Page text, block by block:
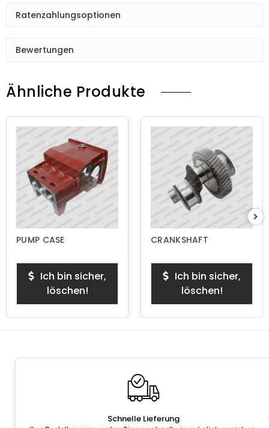
Ratenzahlungsoptionen
Bewertungen
Ähnliche Produkte
PUMP CASE
Ich bin sicher,
löschen!
CRANKSHAFT
Ich bin sicher,
löschen!
Schnelle Lieferung